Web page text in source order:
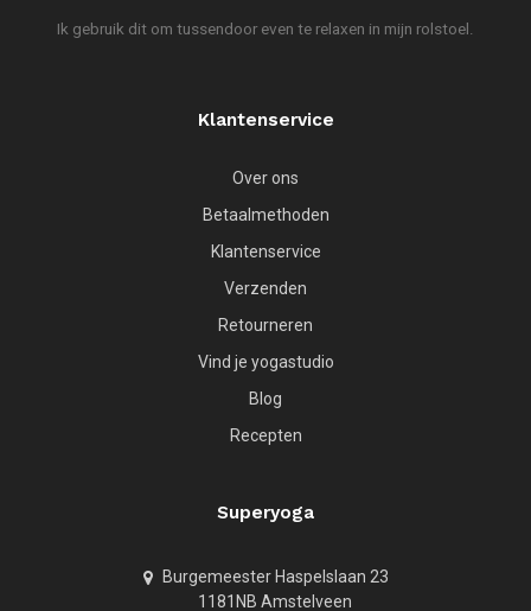
Ik gebruik dit om tussendoor even te relaxen in mijn rolstoel.
Klantenservice
Over ons
Betaalmethoden
Klantenservice
Verzenden
Retourneren
Vind je yogastudio
Blog
Recepten
Superyoga
Burgemeester Haspelslaan 23
1181NB Amstelveen